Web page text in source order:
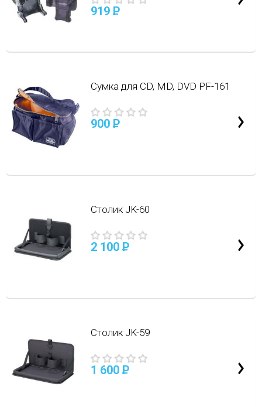
919 P
Сумка для CD, МD, DVD PF-161
900 P
Столик JK-60
2 100 P
Столик JK-59
1 600 P